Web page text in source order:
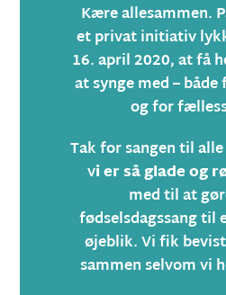
Kære allesammen.
et privat initiativ
16. april 2020, at få
at synge med –
og for
Tak for sangen til
vi er så glade og
med til at
fødselsdagssang til
øjeblik. Vi fik
sammen selvom vi